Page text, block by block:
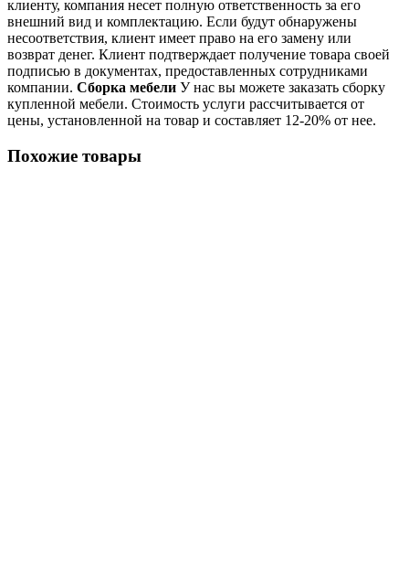
клиенту, компания несет полную ответственность за его
внешний вид и комплектацию. Если будут обнаружены
несоответствия, клиент имеет право на его замену или
возврат денег. Клиент подтверждает получение товара своей
подписью в документах, предоставленных сотрудниками
компании. Сборка мебели У нас вы можете заказать сборку
купленной мебели. Стоимость услуги рассчитывается от
цены, установленной на товар и составляет 12-20% от нее.
Похожие товары